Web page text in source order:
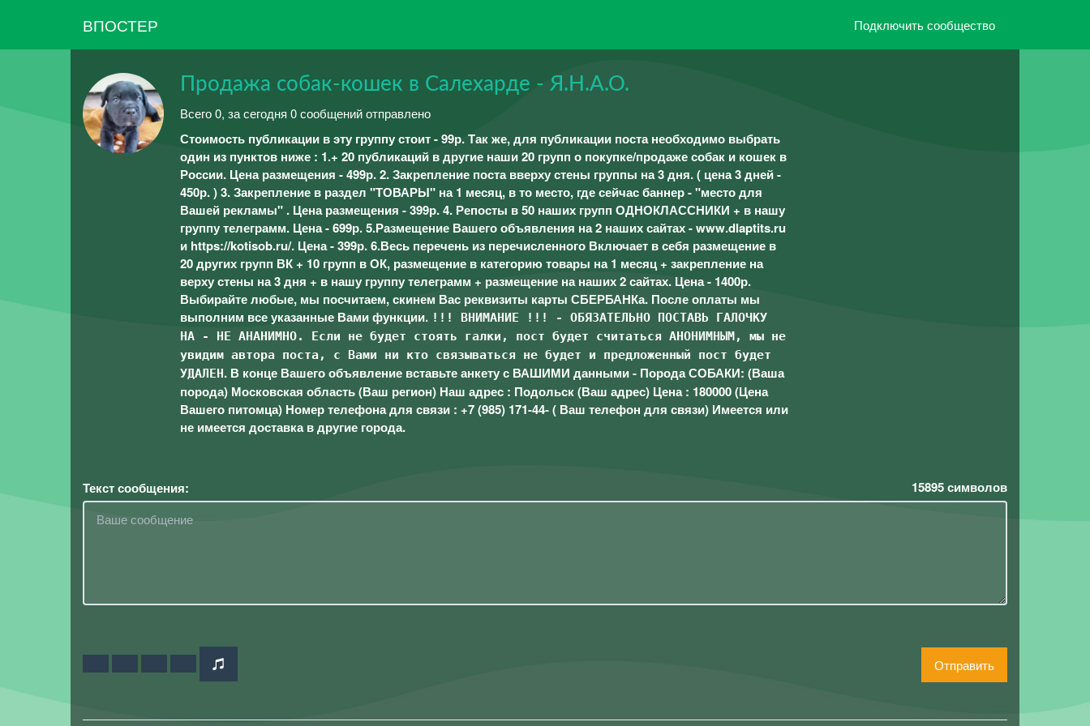
ВПОСТЕР Подключить сообщество
Продажа собак-кошек в Салехарде - Я.Н.А.О.
Всего 0, за сегодня 0 сообщений отправлено
Стоимость публикации в эту группу стоит - 99р.Так же, для публикации поста необходимо выбрать
один из пунктов ниже : 1.+ 20 публикаций в другие наши 20 групп о покупке/продаже собак и кошек в
России. Цена размещения - 499р. 2. Закрепление поста вверху стены группы на 3 дня. ( цена 3 дней -
450р. ) 3. Закрепление в раздел "ТОВАРЫ" на 1 месяц, в то место, где сейчас баннер - "место для
Вашей рекламы" . Цена размещения - 399р. 4. Репосты в 50 наших групп ОДНОКЛАССНИКИ + в нашу
группу телеграмм. Цена - 699р. 5.Размещение Вашего объявления на 2 наших сайтах - www.dlaptits.ru
и https://kotisob.ru/. Цена - 399р. 6.Весь перечень из перечисленного Включает в себя размещение в
20 других групп ВК + 10 групп в ОК, размещение в категорию товары на 1 месяц + закрепление на
верху стены на 3 дня + в нашу группу телеграмм + размещение на наших 2 сайтах. Цена - 1400р.
Выбирайте любые, мы посчитаем, скинем Вас реквизиты карты СБЕРБАНКа. После оплаты мы
выполним все указанные Вами функции. !!! ВНИМАНИЕ !!! - ОБЯЗАТЕЛЬНО ПОСТАВЬ ГАЛОЧКУ
НА - НЕ АНАНИМНО. Если не будет стоять галки, пост будет считаться АНОНИМНЫМ, мы не
увидим автора поста, с Вами ни кто связываться не будет и предложенный пост будет
УДАЛЕН. В конце Вашего объявление вставьте анкету с ВАШИМИ данными - Порода СОБАКИ: (Ваша
порода) Московская область (Ваш регион) Наш адрес : Подольск (Ваш адрес) Цена : 180000 (Цена
Вашего питомца) Номер телефона для связи : +7 (985) 171-44- ( Ваш телефон для связи) Имеется или
не имеется доставка в другие города.
Текст сообщения: 15895символов
Отправить